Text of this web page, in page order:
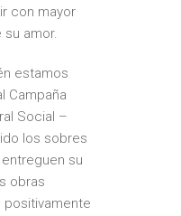
con mayor
amor.
estamos
Campaña
Social –
los sobres
su
obras